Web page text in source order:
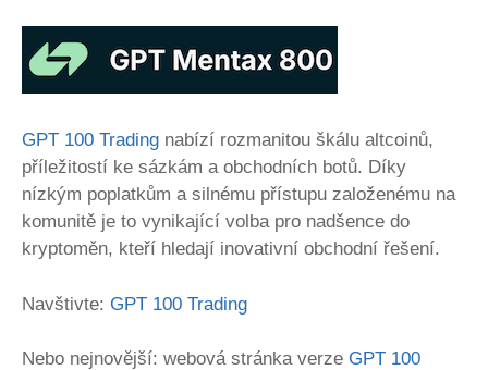
GPT 100 Trading nabízí rozmanitou škálu altcoinů,
příležitostí ke sázkám a obchodních botů. Díky
nízkým poplatkům a silnému přístupu založenému na
komunitě je to vynikající volba pro nadšence do
kryptoměn, kteří hledají inovativní obchodní řešení.
Navštivte: GPT 100 Trading
Nebo nejnovější: webová stránka verze GPT 100